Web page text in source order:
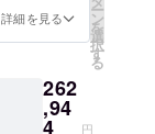
いただ
きお断
りする
ござい
ます。
また、
必ずお
届けの
リター
付され
たラベ
ルや注
容、健
康、マ
イン
業相
談、な
んでも
詳細を見る ー
ン
を
選
択
す
る
262
,94
4 円